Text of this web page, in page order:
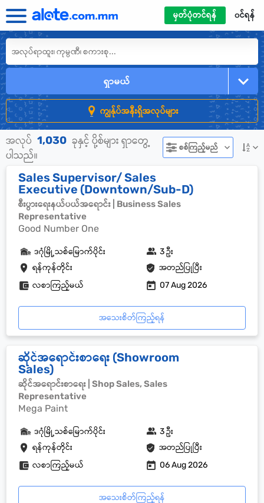
မှတ်ပုံတင်ရန် ၀င်ရန်
ရှာမယ်
ကျွန်ုပ်အနီးရှိအလုပ်များ
အလုပ် 1,030 ခုနှင့် ပို့စ်များ ရှာတွေ့
ပါသည်။
စစ်ကြည့်မည်
Sales Supervisor/ Sales
Executive (Downtown/Sub-D)
စီးပွားရေးနယ်ပယ်အရောင်း | Business Sales
Representative
Good Number One
ရန်ကုန်တိုင်း အတည်ပြုပြီး
ဒဂုံမြို့သစ်မြောက်ပိုင်း 3 ဦး
လစာကြည့်မယ် 07 Aug 2026
အသေးစိတ်ကြည့်ရန်
ဆိုင်အရောင်းစာရေး (Showroom
Sales)
ဆိုင်အရောင်းစာရေး | Shop Sales, Sales
Representative
Mega Paint
ရန်ကုန်တိုင်း အတည်ပြုပြီး
ဒဂုံမြို့သစ်မြောက်ပိုင်း 3 ဦး
လစာကြည့်မယ် 06 Aug 2026
အသေးစိတ်ကြည့်ရန်